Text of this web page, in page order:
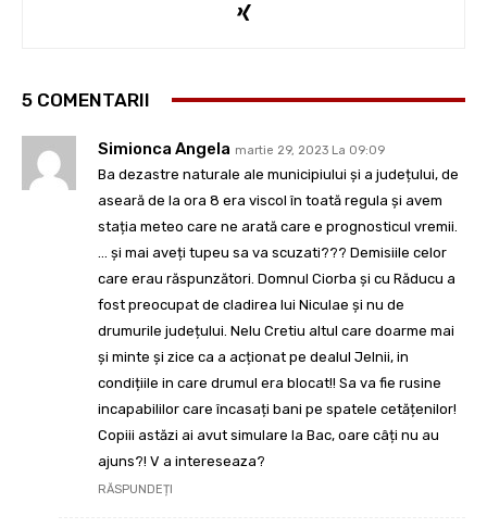
5 COMENTARII
Simionca Angela martie 29, 2023 La 09:09
Ba dezastre naturale ale municipiului și a județului, de
aseară de la ora 8 era viscol în toată regula și avem
stația meteo care ne arată care e prognosticul vremii.
… și mai aveți tupeu sa va scuzati??? Demisiile celor
care erau răspunzători. Domnul Ciorba și cu Răducu a
fost preocupat de cladirea lui Niculae și nu de
drumurile județului. Nelu Cretiu altul care doarme mai
și minte și zice ca a acționat pe dealul Jelnii, in
condițiile in care drumul era blocat!! Sa va fie rusine
incapabililor care încasați bani pe spatele cetățenilor!
Copiii astăzi ai avut simulare la Bac, oare câți nu au
ajuns?! V a intereseaza?
RĂSPUNDEȚI